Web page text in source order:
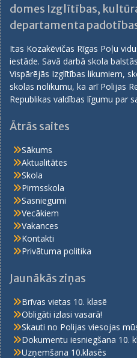
domes Izglītības,
departamenta
Itas Kozakēvičas Rīgas Poļu
iestāde. Savā darbā skola
Vispārējās Izglītības likumiem,
skolas nolikumu, ka arī Polijas
Republikas valdības līgumu par
Ātrās saites
Sākums
Aktualitātes
Skola
Pirmsskola
Sasniegumi
Vecākiem
Vakances
Kontakti
Privātuma politika
Jaunākās ziņas
Brīvas vietas 10. klasē
Obligāti izlasi vasarā!
Skauti no Polijas viesojas
Dokumentu iesniegšana 10.
Uzņemšana 10.klasēs